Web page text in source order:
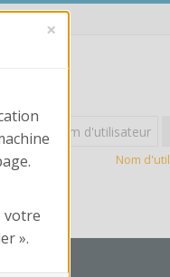
Nom
d'utilisateur
Mot
de
Nom
×
votre
».